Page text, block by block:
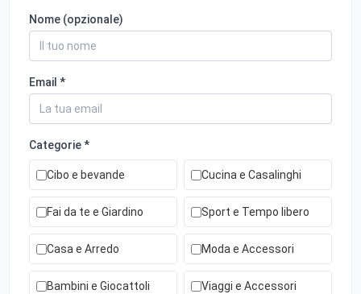
Nome (opzionale)
Email *
Categorie *
Cibo e bevande Cucina e Casalinghi
Fai da te e Giardino Sport e Tempo libero
Casa e Arredo Moda e Accessori
Bambini e Giocattoli Viaggi e Accessori